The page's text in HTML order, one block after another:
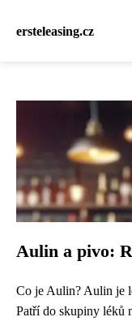
ersteleasing.cz
Aulin a pivo:
Co je Aulin? Aulin je
Patří do skupiny léků